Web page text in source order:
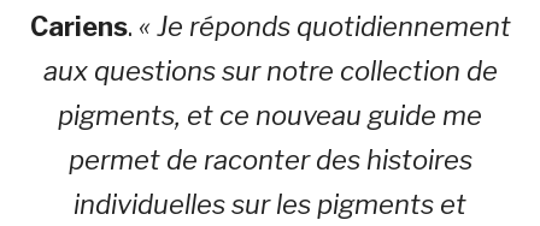
Cariens. « Je réponds quotidiennement
aux questions sur notre collection de
pigments, et ce nouveau guide me
permet de raconter des histoires
individuelles sur les pigments et